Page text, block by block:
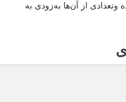
از آن‌ها به‌زودی به